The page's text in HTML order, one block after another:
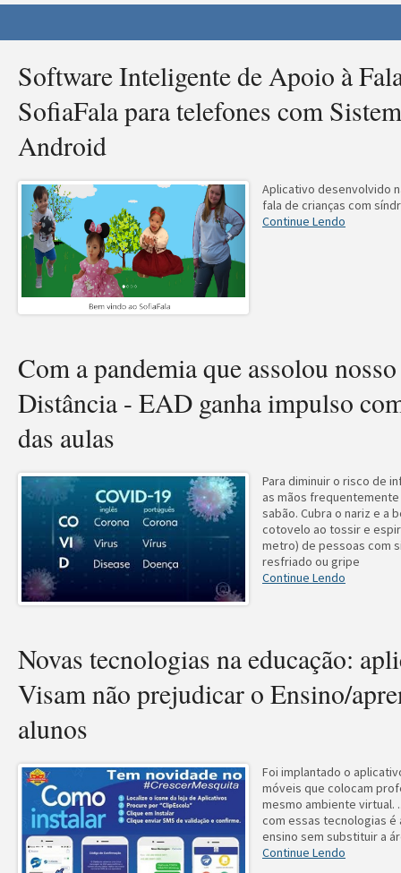
Software Inteligente de Apoio à
SofiaFala para telefones com
Android
Aplicativo desenvolvido
fala de crianças com
Continue Lendo
Com a pandemia que assolou
Distância - EAD ganha impulso
das aulas
Para diminuir o risco de
as mãos
sabão. Cubra o nariz e a
cotovelo ao tossir e
metro) de pessoas com
resfriado ou gripe
Continue Lendo
Novas tecnologias na educação:
Visam não prejudicar o Ensino/
alunos
Foi implantado o
móveis que colocam
mesmo ambiente virtual.
com essas tecnologias
ensino sem substituir a
Continue Lendo